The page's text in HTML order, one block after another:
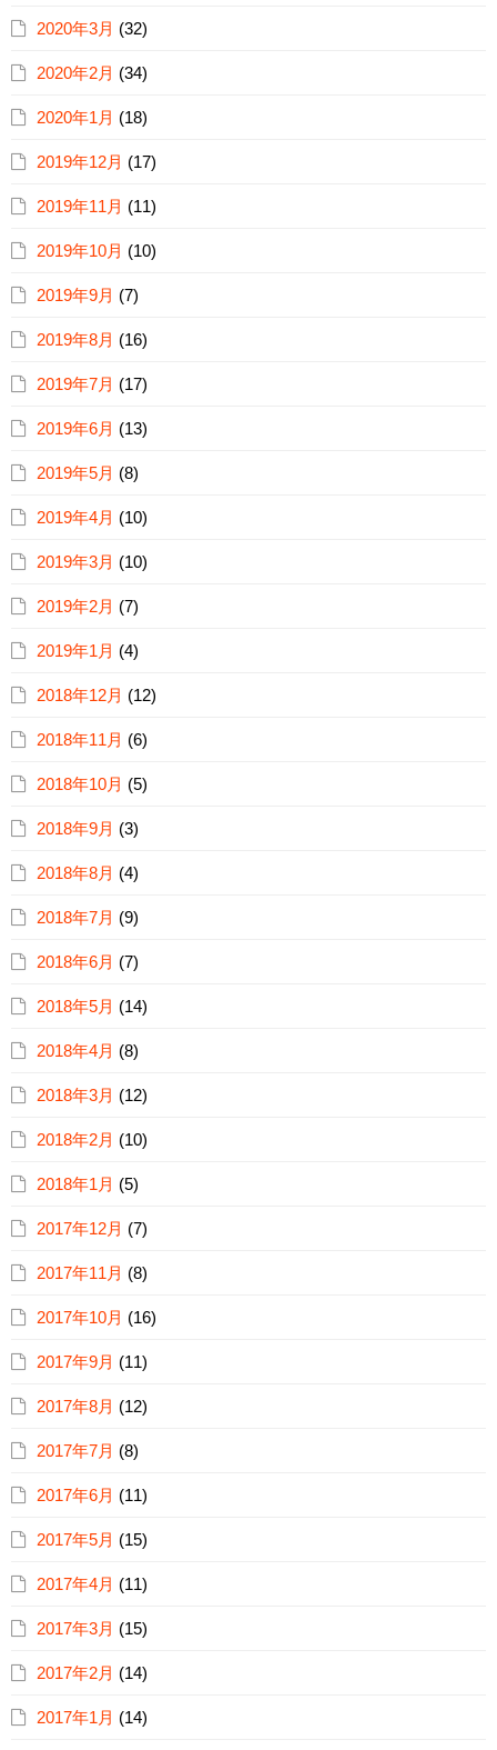
2020年3月 (32)
2020年2月 (34)
2020年1月 (18)
2019年12月 (17)
2019年11月 (11)
2019年10月 (10)
2019年9月 (7)
2019年8月 (16)
2019年7月 (17)
2019年6月 (13)
2019年5月 (8)
2019年4月 (10)
2019年3月 (10)
2019年2月 (7)
2019年1月 (4)
2018年12月 (12)
2018年11月 (6)
2018年10月 (5)
2018年9月 (3)
2018年8月 (4)
2018年7月 (9)
2018年6月 (7)
2018年5月 (14)
2018年4月 (8)
2018年3月 (12)
2018年2月 (10)
2018年1月 (5)
2017年12月 (7)
2017年11月 (8)
2017年10月 (16)
2017年9月 (11)
2017年8月 (12)
2017年7月 (8)
2017年6月 (11)
2017年5月 (15)
2017年4月 (11)
2017年3月 (15)
2017年2月 (14)
2017年1月 (14)